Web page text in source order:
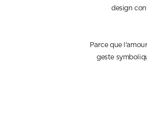
design
Parce que
geste